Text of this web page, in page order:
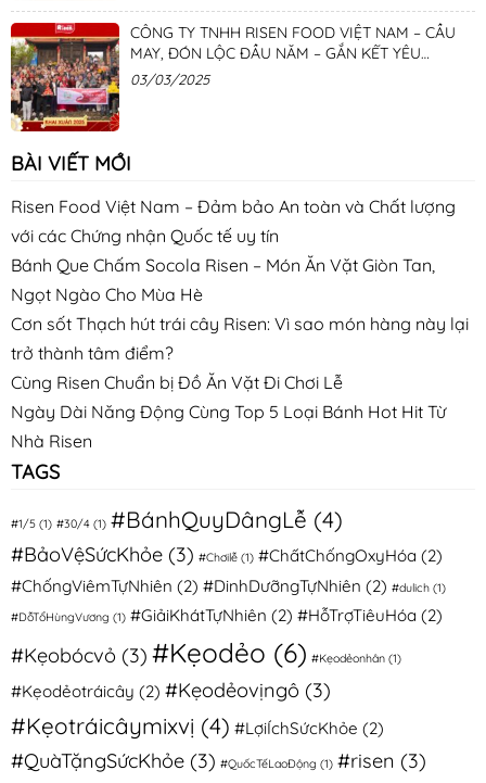
CÔNG TY TNHH RISEN FOOD VIỆT NAM – CẦU
MAY, ĐÓN LỘC ĐẦU NĂM – GẮN KẾT YÊU
THƯƠNG
03/03/2025
BÀI VIẾT MỚI
Risen Food Việt Nam – Đảm bảo An toàn và Chất lượng
với các Chứng nhận Quốc tế uy tín
Bánh Que Chấm Socola Risen – Món Ăn Vặt Giòn Tan,
Ngọt Ngào Cho Mùa Hè
Cơn sốt Thạch hút trái cây Risen: Vì sao món hàng này lại
trở thành tâm điểm?
Cùng Risen Chuẩn bị Đồ Ăn Vặt Đi Chơi Lễ
Ngày Dài Năng Động Cùng Top 5 Loại Bánh Hot Hit Từ
Nhà Risen
TAGS
#1/5 (1) #30/4 (1) #BánhQuyDângLễ (4)
#BảoVệSứcKhỏe (3) #Chơilễ (1) #ChấtChốngOxyHóa (2)
#ChốngViêmTựNhiên (2) #DinhDưỡngTựNhiên (2) #dulich (1)
#DỗTổHùngVương (1) #GiảiKhátTựNhiên (2) #HỗTrợTiêuHóa (2)
#Kẹobócvỏ (3) #Kẹodẻo (6) #Kẹodẻonhân (1)
#Kẹodẻotráicây (2) #Kẹodẻovịngô (3)
#Kẹotráicâymixvị (4) #LợiÍchSứcKhỏe (2)
#QuàTặngSứcKhỏe (3) #QuốcTếLaoĐộng (1) #risen (3)